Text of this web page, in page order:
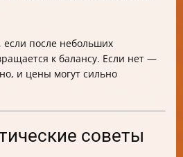
если после небольших
к балансу. Если нет —
и цены могут сильно
советы